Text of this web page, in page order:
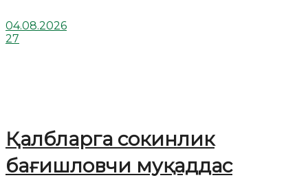
04.08.2026
27
Қалбларга сокинлик
бағишловчи муқаддас